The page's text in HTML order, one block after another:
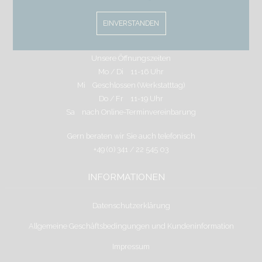
Schuhmachergäßchen 2a
04109 Leipzig
Unsere Öffnungszeiten
Mo / Di 11-16 Uhr
Mi Geschlossen (Werkstatttag)
Do / Fr 11-19 Uhr
Sa nach Online-Terminvereinbarung
Gern beraten wir Sie auch telefonisch
+49 (0) 341 / 22 545 03
INFORMATIONEN
Datenschutzerklärung
Allgemeine Geschäftsbedingungen und Kundeninformation
Impressum
EINVERSTANDEN